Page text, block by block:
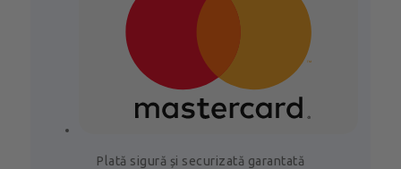
Plată sigură și securizată garantată